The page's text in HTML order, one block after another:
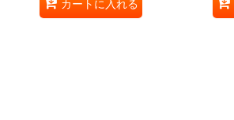
カートに入れる